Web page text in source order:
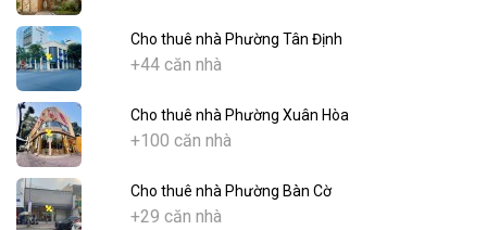
Cho thuê nhà Phường Tân Định
+44 căn nhà
Cho thuê nhà Phường Xuân Hòa
+100 căn nhà
Cho thuê nhà Phường Bàn Cờ
+29 căn nhà